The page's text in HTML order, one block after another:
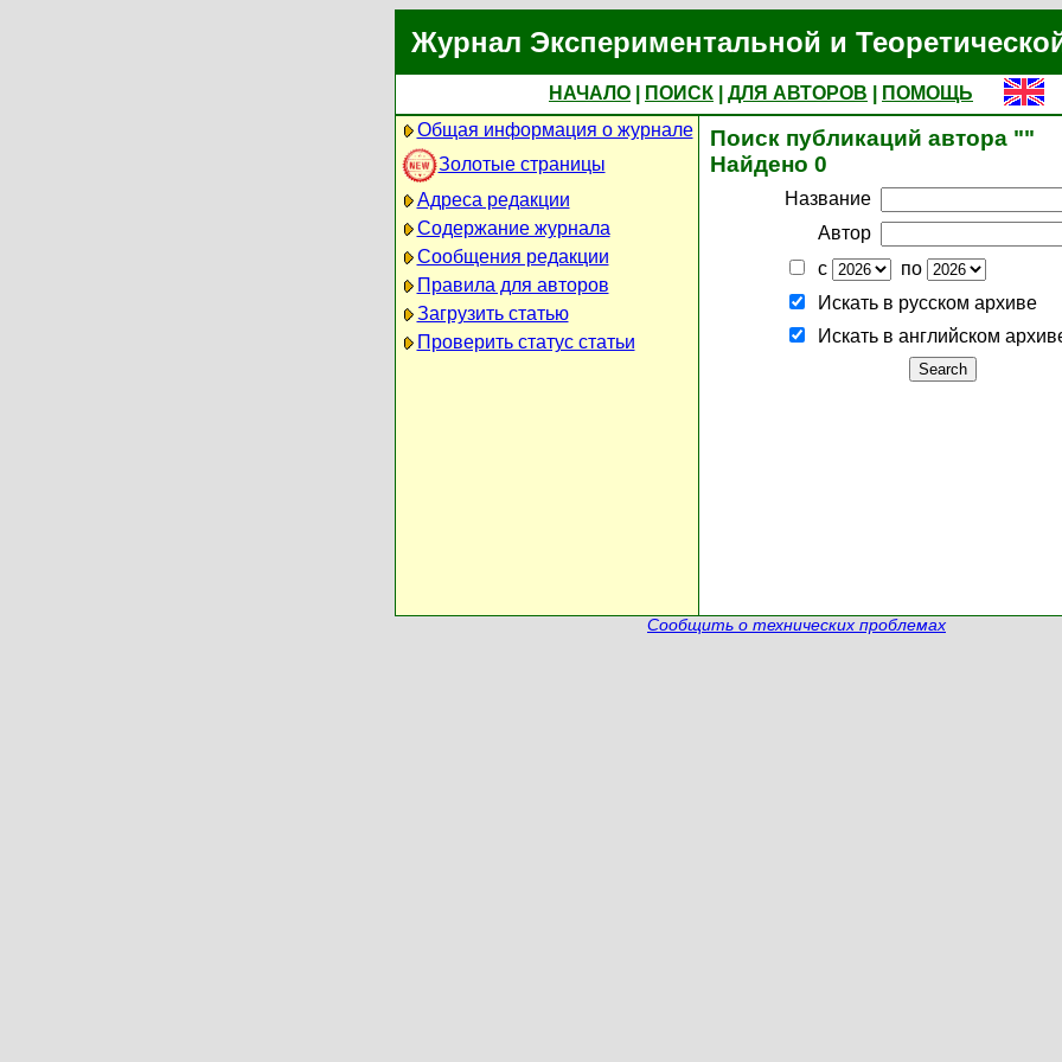
Журнал Экспериментальной и
НАЧАЛО ПОИСК ДЛЯ АВТОРОВ
ПОМОЩЬ
Общая информация о журнале
Золотые страницы
Адреса редакции
Содержание журнала
Сообщения редакции
Правила для авторов
Загрузить статью
Проверить статус статьи
Поиск публикаций автора ""
Найдено 0
Название
Автор
с
по
Искать в русском архиве
Искать в английском
Сообщить о технических проблемах